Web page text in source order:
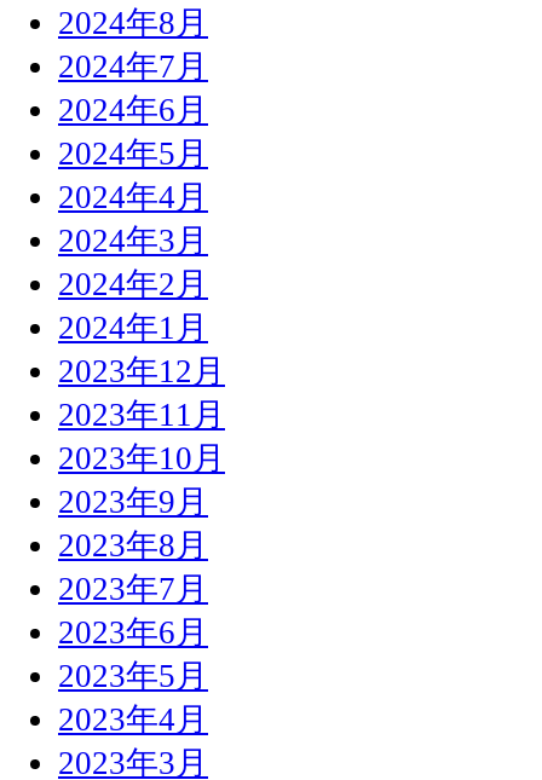
2024年8月
2024年7月
2024年6月
2024年5月
2024年4月
2024年3月
2024年2月
2024年1月
2023年12月
2023年11月
2023年10月
2023年9月
2023年8月
2023年7月
2023年6月
2023年5月
2023年4月
2023年3月